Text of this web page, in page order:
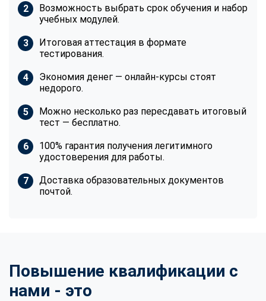
Возможность выбрать срок обучения и набор
учебных модулей.
Итоговая аттестация в формате
тестирования.
Экономия денег — онлайн-курсы стоят
недорого.
Можно несколько раз пересдавать итоговый
тест — бесплатно.
100% гарантия получения легитимного
удостоверения для работы.
Доставка образовательных документов
почтой.
Повышение квалификации с
нами - это